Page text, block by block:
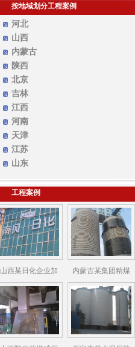
按地域划分工程案例
河北
山西
内蒙古
陕西
北京
吉林
江西
河南
天津
江苏
山东
工程案例
山西某日化企业加 内蒙古某集团精煤